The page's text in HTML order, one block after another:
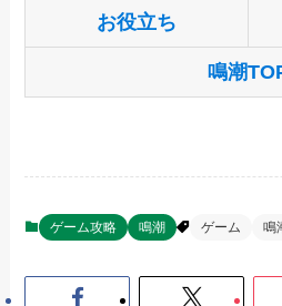
お役立ち
鳴潮
ゲーム攻略 鳴潮 ゲーム 鳴